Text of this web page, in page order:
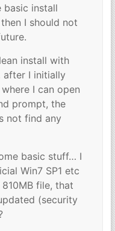
basic install
I should not
install with
after I initially
I can open
prompt, the
not find any
basic stuff… I
Win7 SP1 etc
file, that
(security